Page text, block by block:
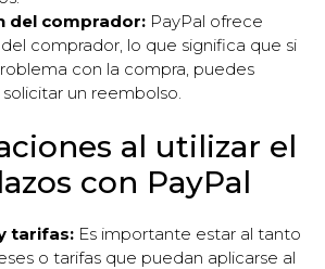
del comprador: PayPal ofrece
comprador, lo que significa que si
con la compra, puedes
un reembolso.
al utilizar el
con PayPal
tarifas: Es importante estar al tanto
o tarifas que puedan aplicarse al